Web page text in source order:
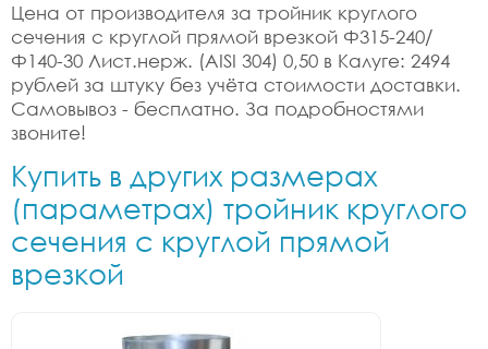
Цена от производителя за тройник круглого
сечения с круглой прямой врезкой Ф315-240/
Ф140-30 Лист.нерж. (AISI 304) 0,50 в Калуге: 2494
рублей за штуку без учёта стоимости доставки.
Самовывоз - бесплатно. За подробностями
звоните!
Купить в других размерах
(параметрах) тройник круглого
сечения с круглой прямой
врезкой